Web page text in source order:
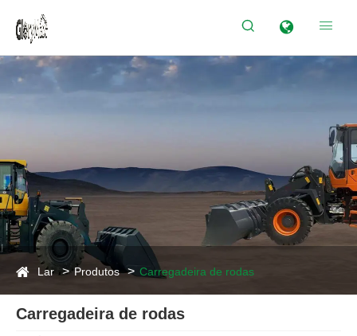
 
Lar Produtos Carregadeira de rodas
Carregadeira de rodas